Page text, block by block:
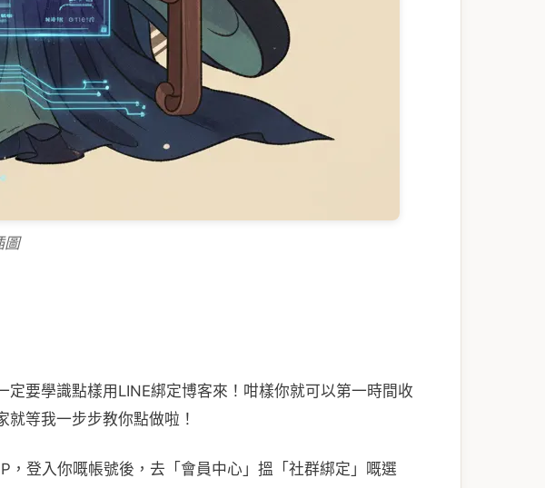
圖
要學識點樣用LINE綁定博客來！咁樣你就可以第一時間收
等我一步步教你點做啦！
登入你嘅帳號後，去「會員中心」搵「社群綁定」嘅選